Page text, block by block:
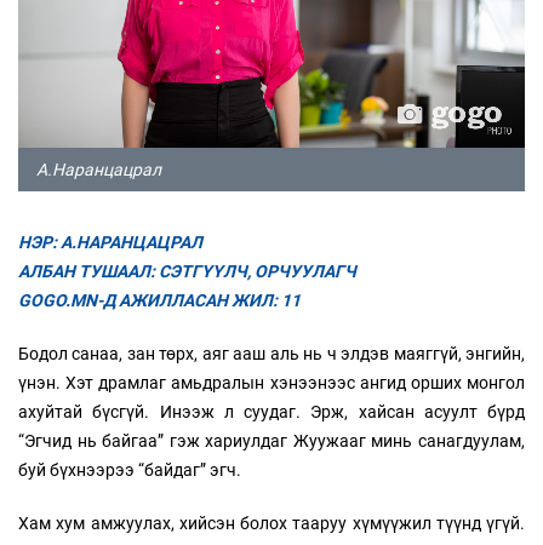
А.Наранцацрал
НЭР: А.НАРАНЦАЦРАЛ
АЛБАН ТУШААЛ: СЭТГҮҮЛЧ, ОРЧУУЛАГЧ
GOGO.MN-Д АЖИЛЛАСАН ЖИЛ: 11
Бодол санаа, зан төрх, аяг ааш аль нь ч элдэв маяггүй, энгийн,
үнэн. Хэт драмлаг амьдралын хэнээнээс ангид орших монгол
ахуйтай бүсгүй. Инээж л суудаг. Эрж, хайсан асуулт бүрд
“Эгчид нь байгаа” гэж хариулдаг Жуужааг минь санагдуулам,
буй бүхнээрээ “байдаг” эгч.
Хам хум амжуулах, хийсэн болох тааруу хүмүүжил түүнд үгүй.